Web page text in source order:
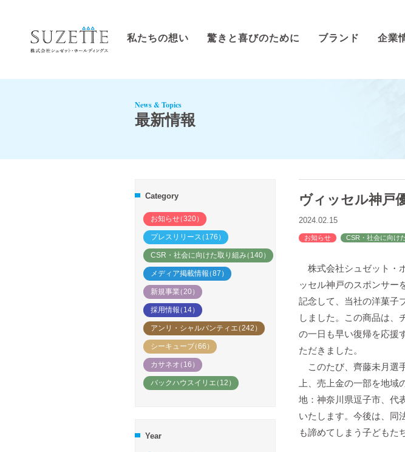
私たちの想い 驚きと喜びのために ブランド 企業
News & Topics
最新情報
Category
お知らせ（320）
プレスリリース（176）
CSR・社会に向けた取り組み（140）
メディア掲載情報（87）
新規事業（20）
採用情報（14）
アンリ・シャルパンティエ（242）
シーキューブ（66）
カサネオ（16）
バックハウスイリエ（12）
Year
ヴィッセル神戸
2024.02.15
お知らせ CSR・社会に向け
株式会社シュゼット・
ッセル神戸のスポンサー
記念して、当社の洋菓子
しました。この商品は、
の一日も早い復帰を応援
ただきました。
このたび、齊藤未月選
上、売上金の一部を地
地：神奈川県逗子市、代
いたします。今後は、同
も諦めてしまう子どもた